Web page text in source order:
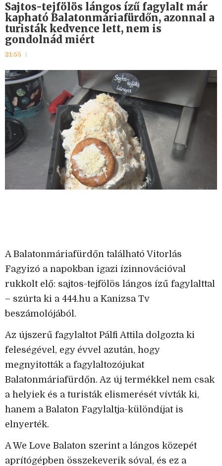
Sajtos-tejfölös lángos ízű fagylalt már
kapható Balatonmáriafürdőn, azonnal a
turisták kedvence lett, nem is
gondolnád miért
21:55
A Balatonmáriafürdőn található Vitorlás
Fagyizó a napokban igazi ízinnovációval
rukkolt elő: sajtos-tejfölös lángos ízű fagylalttal
– szúrta ki a 444.hu a Kanizsa Tv
beszámolójából.
Az újszerű fagylaltot Pálfi Attila dolgozta ki
feleségével, egy évvel azután, hogy
megnyitották a fagylaltozójukat
Balatonmáriafürdőn. Az új termékkel nem csak
a helyiek és a turisták elismerését vívták ki,
hanem a Balaton Fagylaltja-különdíjat is
elnyerték.
A We Love Balaton szerint a lángos közepét
aprítógépben összekeverik sóval, és ez a